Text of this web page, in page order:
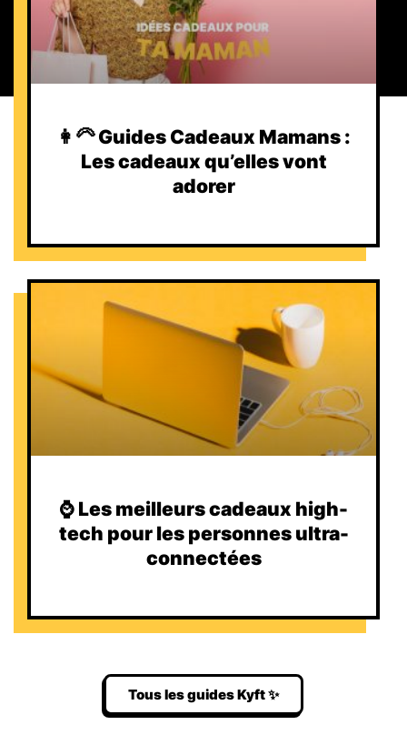
👩‍🦳 Guides Cadeaux Mamans :
Les cadeaux qu’elles vont
adorer
⌚️ Les meilleurs cadeaux high-
tech pour les personnes ultra-
connectées
Tous les guides Kyft ✨